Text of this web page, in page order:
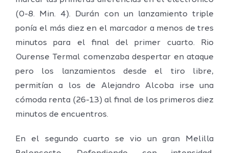
(0-8. Min. 4). Durán con un lanzamiento triple
ponía el más diez en el marcador a menos de tres
minutos para el final del primer cuarto. Rio
Ourense Termal comenzaba despertar en ataque
pero los lanzamientos desde el tiro libre,
permitían a los de Alejandro Alcoba irse una
cómoda renta (26-13) al final de los primeros diez
minutos de encuentros.
En el segundo cuarto se vio un gran Melilla